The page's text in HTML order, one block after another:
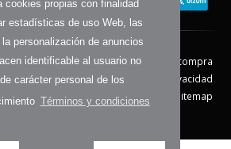
cookies propias con finalidad
estadísticas de uso Web, las
personalización de anuncios
identificable al usuario no
carácter personal de los
Términos y condiciones
Aviso Legal
Condiciones de compra
Política de devolución
Política de Privacidad
Política de Cookies
Sitemap